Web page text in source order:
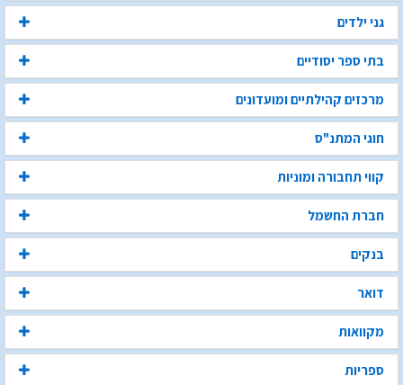
גני ילדים
בתי ספר יסודיים
מרכזים קהילתיים ומועדונים
חוגי המתנ"ס
קווי תחבורה ומוניות
חברת החשמל
בנקים
דואר
מקוואות
ספריות